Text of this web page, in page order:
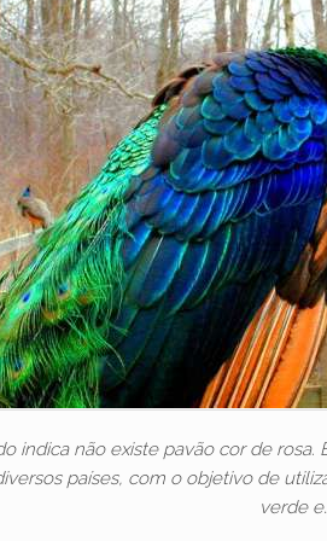
indica não existe pavão cor de
países, com o objetivo de
verde